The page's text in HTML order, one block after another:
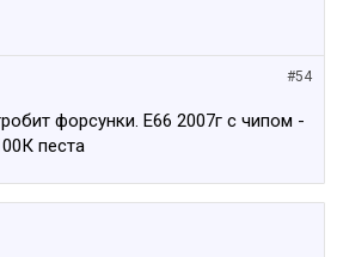
#54
форсунки. Е66 2007г с чипом -
песта